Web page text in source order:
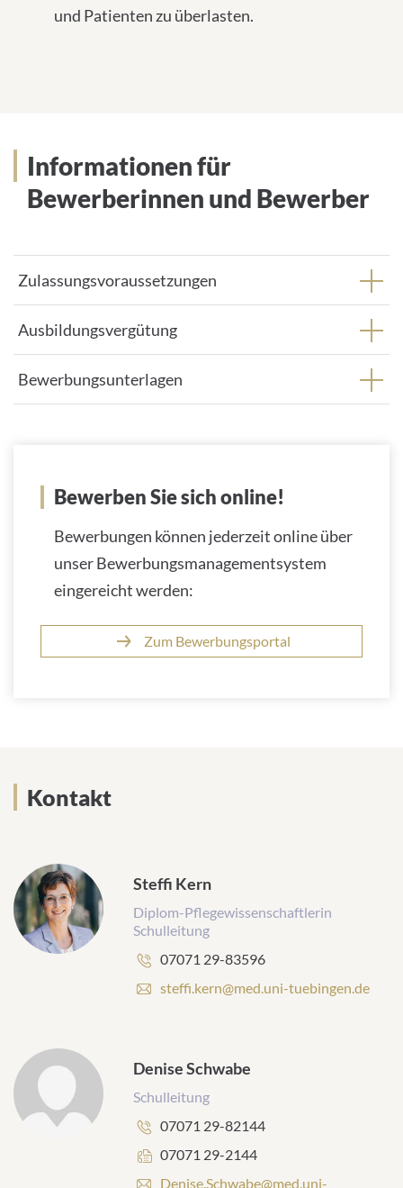
und Patienten zu überlasten.
Informationen für
Bewerberinnen und Bewerber
Zulassungsvoraussetzungen
Ausbildungsvergütung
Bewerbungsunterlagen
Bewerben Sie sich online!
Bewerbungen können jederzeit online über
unser Bewerbungsmanagementsystem
eingereicht werden:
Zum Bewerbungsportal
Kontakt
Kontakt
Steffi Kern
Diplom-Pflegewissenschaftlerin
Schulleitung
Telefonnummer:
07071 29-83596
E
l
-
d
r
steffi.kern@med.uni-tuebingen.de
Denise Schwabe
Schulleitung
Telefonnummer:
07071 29-82144
Faxnummer:
07071 29-2144
E
Denise.Schwabe@med.uni-